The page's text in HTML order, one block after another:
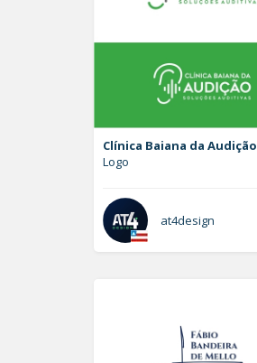
Clínica Baiana da Audição
Logo
at4design